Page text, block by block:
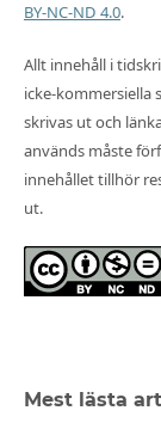
BY-NC-ND 4.0.
Allt innehåll i
icke-kommersiella
skrivas ut och
används måste
innehållet tillhör
ut.
Mest lästa